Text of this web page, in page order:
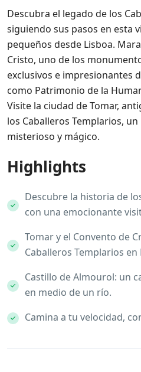
Descubra el legado de los
siguiendo sus pasos en esta
pequeños desde Lisboa.
Cristo, uno de los
exclusivos e impresionantes
como Patrimonio de la
Visite la ciudad de Tomar,
los Caballeros Templarios,
misterioso y mágico.
Highlights
Descubre la historia de
con una emocionante
Tomar y el Convento de
Caballeros Templarios
Castillo de Almourol: un
en medio de un río.
Camina a tu velocidad,